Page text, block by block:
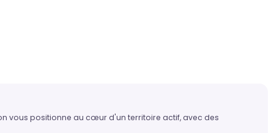
vous positionne au cœur d'un territoire actif, avec des